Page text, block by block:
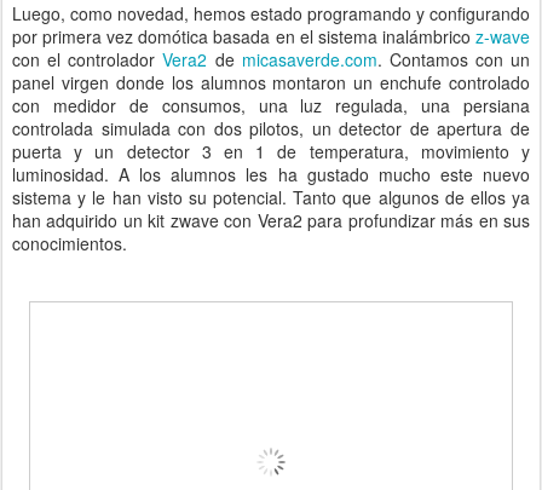
Luego, como novedad, hemos estado programando y configurando
por primera vez domótica basada en el sistema inalámbrico z-wave
con el controladorVera2 de micasaverde.com. Contamos con un
panel virgen donde los alumnos montaron un enchufe controlado
con medidor de consumos, una luz regulada, una persiana
controlada simulada con dos pilotos, un detector de apertura de
puerta y un detector 3 en 1 de temperatura, movimiento y
luminosidad. A los alumnos les ha gustado mucho este nuevo
sistema y le han visto su potencial. Tanto que algunos de ellos ya
han adquirido un kit zwave con Vera2 para profundizar más en sus
conocimientos.